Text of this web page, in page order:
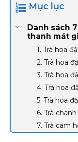
Mục lục
Danh sách
thanh mát
1. Trà hoa
2. Trà hoa
3. Trà hoa
4. Trà hoa
5. Trà hoa
6. Trà
7. Trà cam